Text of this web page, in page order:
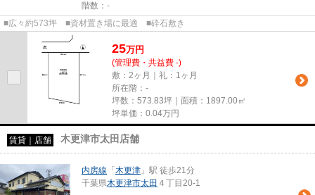
階数：-
■広々約573坪 ■資材置き場に最適 ■砕石敷き
25万円
(管理費・共益費 -)
敷：2ヶ月｜礼：1ヶ月
所在階：-
坪数：573.83坪｜面積：1897.00㎡
坪単価： 0.04万円
賃貸｜店舗 木更津市太田店舗
内房線 「 木更津 」駅 徒歩21分
千葉県木更津市太田 ４丁目20-1